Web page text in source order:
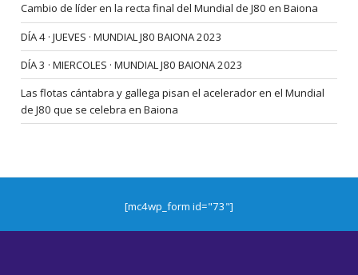
Cambio de líder en la recta final del Mundial de J80 en Baiona
DÍA 4 · JUEVES · MUNDIAL J80 BAIONA 2023
DÍA 3 · MIERCOLES · MUNDIAL J80 BAIONA 2023
Las flotas cántabra y gallega pisan el acelerador en el Mundial
de J80 que se celebra en Baiona
[mc4wp_form id="73"]